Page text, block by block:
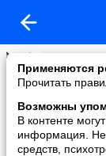
Применяются
Прочитать
Возможны
В контенте
информация.
средств,
[AMATORY]
added a
01 Oct в 19:44